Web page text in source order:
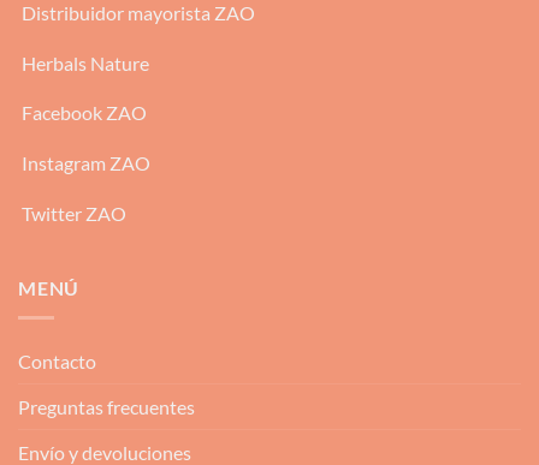
Distribuidor mayorista ZAO
Herbals Nature
Facebook ZAO
Instagram ZAO
Twitter ZAO
MENÚ
Contacto
Preguntas frecuentes
Envío y devoluciones